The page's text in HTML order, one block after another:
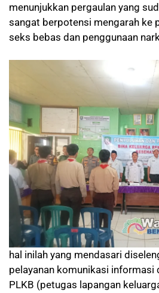
menunjukkan pergaulan yang
sangat berpotensi mengarah ke
seks bebas dan penggunaan
hal inilah yang mendasari
pelayanan komunikasi informasi
PLKB (petugas lapangan